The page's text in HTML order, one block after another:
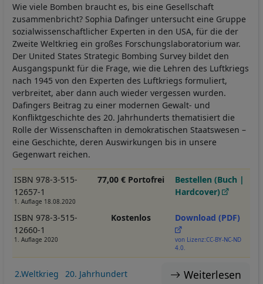
Wie viele Bomben braucht es, bis eine Gesellschaft
zusammenbricht? Sophia Dafinger untersucht eine Gruppe
sozialwissenschaftlicher Experten in den USA, für die der
Zweite Weltkrieg ein großes Forschungslaboratorium war.
Der United States Strategic Bombing Survey bildet den
Ausgangspunkt für die Frage, wie die Lehren des Luftkriegs
nach 1945 von den Experten des Luftkriegs formuliert,
verbreitet, aber dann auch wieder vergessen wurden.
Dafingers Beitrag zu einer modernen Gewalt- und
Konfliktgeschichte des 20. Jahrhunderts thematisiert die
Rolle der Wissenschaften in demokratischen Staatswesen –
eine Geschichte, deren Auswirkungen bis in unsere
Gegenwart reichen.
ISBN 978-3-515-
12657-1
1. Auflage 18.08.2020
77,00 € Portofrei
Bestellen (Buch |
Hardcover)
ISBN 978-3-515-
12660-1
1. Auflage 2020
Kostenlos Download (PDF)
von Lizenz:CC-BY-NC-ND
4.0.
Weiterlesen
2.Weltkrieg
20. Jahrhundert